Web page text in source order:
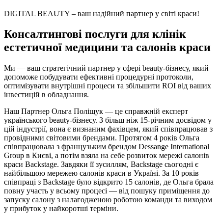
DIGITAL BEAUTY – ваш надійний партнер у світі краси!
Консалтингові послуги для клінік
естетичної медицини та салонів краси
Ми — ваш стратегічний партнер у сфері beauty-бізнесу, який
допоможе побудувати ефективні процедурні протоколи,
оптимізувати внутрішні процеси та збільшити ROI від ваших
інвестицій в обладнання.
Наш Партнер Ольга Поліщук — це справжній експерт
українського beauty-бізнесу. З більш ніж 15-річним досвідом у
цій індустрії, вона є визнаним фахівцем, який співпрацював з
провідними світовими брендами. Протягом 4 років Ольга
співпрацювала з французьким брендом Dessange International
Group в Києві, а потім взяла на себе розвиток мережі салонів
краси Backstage. Завдяки її зусиллям, Backstage сьогодні є
найбільшою мережею салонів краси в Україні. За 10 років
співпраці з Backstage було відкрито 15 салонів, де Ольга брала
повну участь у всьому процесі — від пошуку приміщення до
запуску салону з налагодженою роботою команди та виходом
у прибуток у найкоротші терміни.